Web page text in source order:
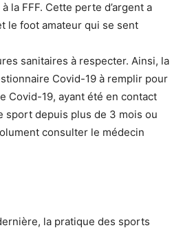
la FFF. Cette perte d’argent a
le foot amateur qui se sent
sanitaires à respecter. Ainsi, la
Covid-19 à remplir pour
Covid-19, ayant été en contact
sport depuis plus de 3 mois ou
consulter le médecin
la pratique des sports